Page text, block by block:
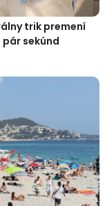
trik premení
sekúnd